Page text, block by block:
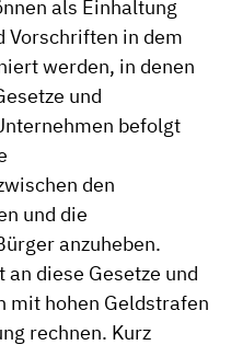
als Einhaltung
Vorschriften in dem
werden, in denen
und
befolgt
den
und die
anzuheben.
diese Gesetze und
mit hohen Geldstrafen
rechnen. Kurz